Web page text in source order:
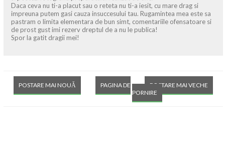
Daca ceva nu ti-a placut sau o reteta nu ti-a iesit, cu mare drag si
impreuna putem gasi cauza insuccesului tau. Rugamintea mea este sa
pastram o limita elementara de bun simt, comentariile ofensatoare si
de prost gust imi rezerv dreptul de a nu le publica!
Spor la gatit dragii mei!
POSTARE MAI NOUĂ POSTARE MAI VECHE
PAGINA DE
PORNIRE